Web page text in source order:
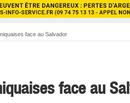
face au Salvador
face au